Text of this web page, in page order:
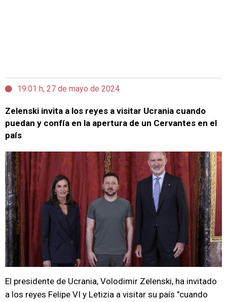
19:01 h, 27 de mayo de 2024
Zelenski invita a los reyes a visitar Ucrania cuando
puedan y confía en la apertura de un Cervantes en el
país
El presidente de Ucrania, Volodimir Zelenski, ha invitado
a los reyes Felipe VI y Letizia a visitar su país "cuando